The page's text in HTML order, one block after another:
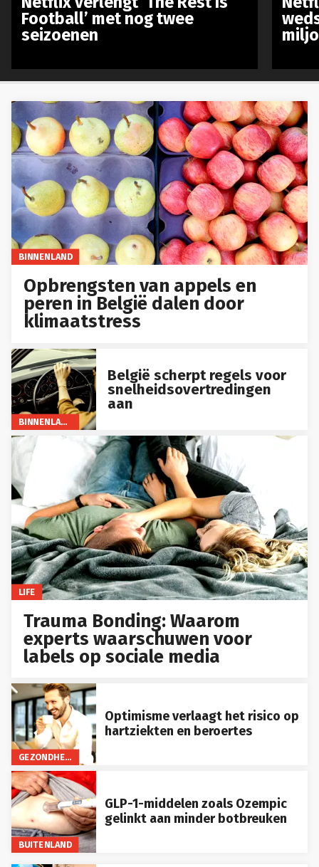
BINNENLAND
Opbrengsten van appels en
peren in België dalen door
klimaatstress
BINNENLAND
België scherpt regels voor
snelheidsovertredingen
aan
LIFE
Trauma Bonding: Waarom
experts waarschuwen voor
labels op sociale media
GEZONDHEID
Optimisme verlaagt het risico op
hartziekten en beroertes
BUITENLAND
GLP-1-middelen zoals Ozempic
gelinkt aan minder botbreuken
Football’ met nog twee
seizoenen